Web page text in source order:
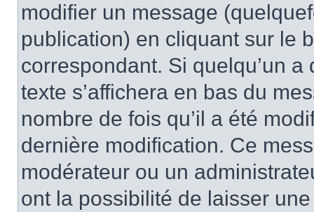
modifier un message
publication) en cliquant sur le
correspondant. Si quelqu’un
texte s’affichera en bas du
nombre de fois qu’il a été
dernière modification. Ce
modérateur ou un
ont la possibilité de laisser